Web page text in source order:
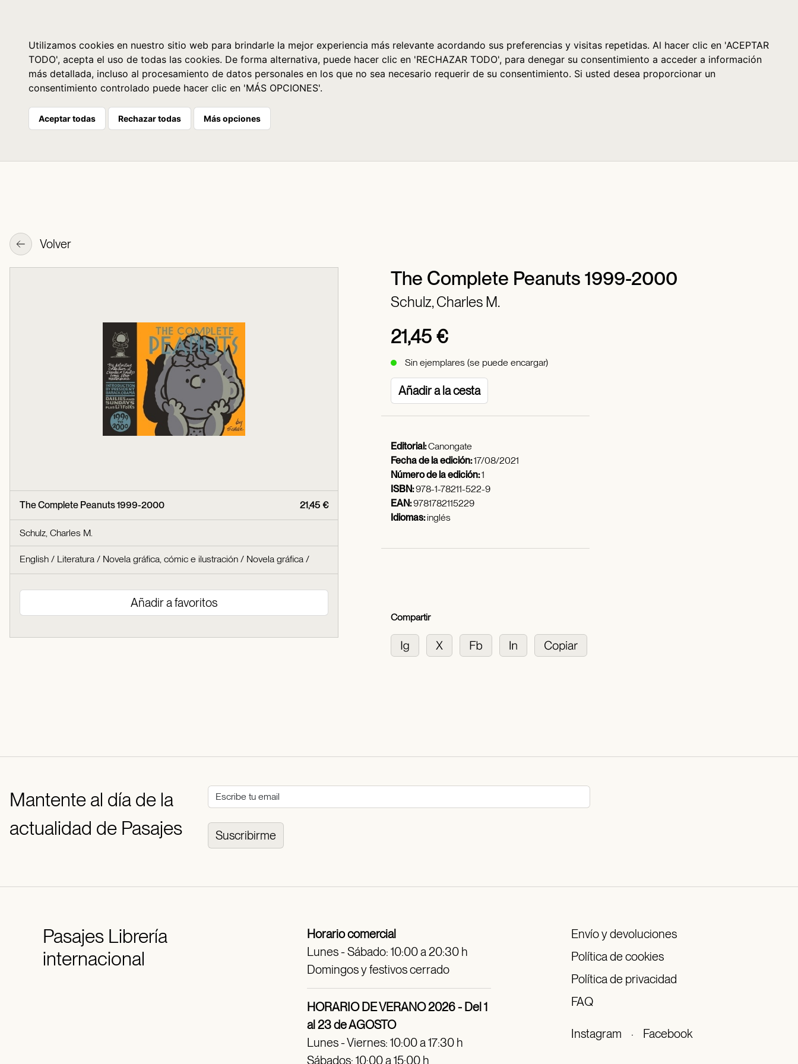
Utilizamos cookies en nuestro sitio web para brindarle la mejor experiencia más relevante acordando sus preferencias y visitas repetidas. Al hacer clic en 'ACEPTAR
TODO', acepta el uso de todas las cookies. De forma alternativa, puede hacer clic en 'RECHAZAR TODO', para denegar su consentimiento a acceder a información
más detallada, incluso al procesamiento de datos personales en los que no sea necesario requerir de su consentimiento. Si usted desea proporcionar un
consentimiento controlado puede hacer clic en 'MÁS OPCIONES'.
Aceptar todas Rechazar todas Más opciones
Volver
The Complete Peanuts 1999-2000
Schulz, Charles M.
21,45 €
Sin ejemplares (se puede encargar)
Añadir a la cesta
21,45 €
The Complete Peanuts 1999-2000
Schulz, Charles M.
English / Literatura / Novela gráfica, cómic e ilustración / Novela gráfica /
Añadir a favoritos
Editorial:Canongate
Fecha de la edición:17/08/2021
Número de la edición:1
ISBN:978-1-78211-522-9
EAN:9781782115229
Idiomas:inglés
Compartir
Mantente al día de la
actualidad de Pasajes
Suscribirme
PasajesLibrería
internacional
Horario comercial
Lunes - Sábado: 10:00 a 20:30 h
Domingos y festivos cerrado
HORARIO DE VERANO 2026 - Del 1
al 23 de AGOSTO
Lunes - Viernes: 10:00 a 17:30 h
Sábados: 10:00 a 15:00 h
Envío y devoluciones
Política de cookies
Política de privacidad
FAQ
Instagram · Facebook